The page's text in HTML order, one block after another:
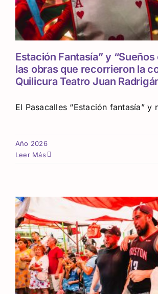
Estación Fantasía” y “Sueños
las obras que recorrieron la
Quilicura Teatro Juan
El Pasacalles “Estación fantasía” y
Año 2026
Leer Más